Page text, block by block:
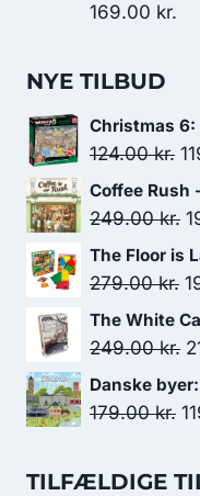
169.00 kr.
NYE TILBUD
Christmas
124.00kr.
Coffee Rush
249.00kr.
The Floor is
279.00kr.
The White
249.00kr.
Danske
179.00kr.
TILFÆLDIGE